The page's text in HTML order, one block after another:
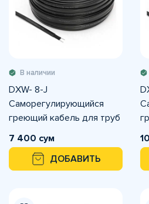
В наличии
DXW- 8-J
Саморегулирующийся
греющий кабель для труб
и сливов. Мощность 25 Вт/
м 220В
7 400 сум
ДОБАВИТЬ
и
м